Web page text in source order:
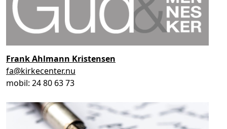
Frank Ahlmann Kristensen
fa@kirkecenter.nu
mobil: 24 80 63 73